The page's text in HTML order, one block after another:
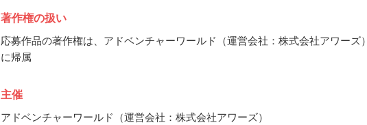
著作権の扱い
応募作品の著作権は、アドベンチャーワールド（運営会社：株式会社アワーズ）
に帰属
主催
アドベンチャーワールド（運営会社：株式会社アワーズ）